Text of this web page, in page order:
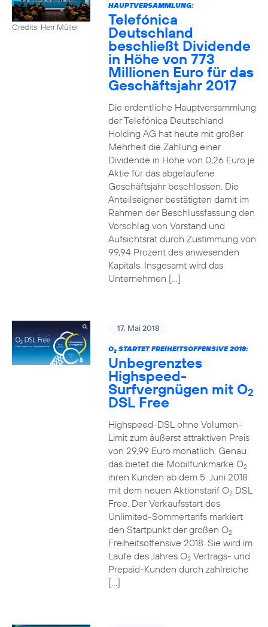
Credits: Herr Müller
HAUPTVERSAMMLUNG:
Telefónica
Deutschland
beschließt Dividende
in Höhe von 773
Millionen Euro für das
Geschäftsjahr 2017
Die ordentliche Hauptversammlung
der Telefónica Deutschland
Holding AG hat heute mit großer
Mehrheit die Zahlung einer
Dividende in Höhe von 0,26 Euro je
Aktie für das abgelaufene
Geschäftsjahr beschlossen. Die
Anteilseigner bestätigten damit im
Rahmen der Beschlussfassung den
Vorschlag von Vorstand und
Aufsichtsrat durch Zustimmung von
99,94 Prozent des anwesenden
Kapitals. Insgesamt wird das
Unternehmen […]
17. Mai 2018
O2STARTET FREIHEITSOFFENSIVE 2018:
Unbegrenztes
Highspeed-
Surfvergnügen mit O2
DSL Free
Highspeed-DSL ohne Volumen-
Limit zum äußerst attraktiven Preis
von 29,99 Euro monatlich: Genau
das bietet die Mobilfunkmarke O2
ihren Kunden ab dem 5. Juni 2018
mit dem neuen Aktionstarif O2DSL
Free. Der Verkaufsstart des
Unlimited-Sommertarifs markiert
den Startpunkt der großen O2
Freiheitsoffensive 2018. Sie wird im
Laufe des Jahres O2Vertrags- und
Prepaid-Kunden durch zahlreiche
[…]